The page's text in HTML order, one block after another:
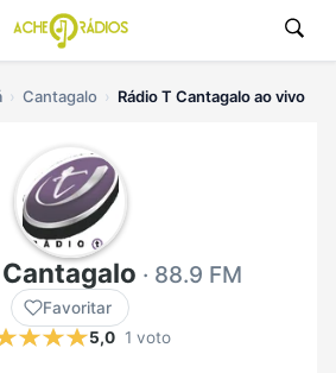
Cantagalo Rádio T Cantagalo ao vivo
· 88.9 FM
Favoritar
5,0 1 voto